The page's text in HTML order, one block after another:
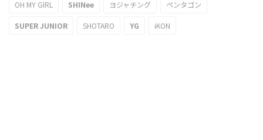
OH MY GIRL SHINee ヨジャチング ペンタゴン
SUPER JUNIOR SHOTARO YG iKON